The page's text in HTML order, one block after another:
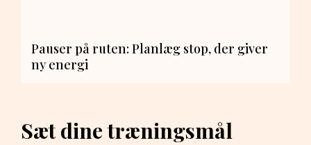
Pauser på ruten: Planlæg stop, der giver
ny energi
Sæt dine træningsmål